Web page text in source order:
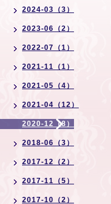
2024-03（3）
2023-06（2）
2022-07（1）
2021-11（1）
2021-05（4）
2021-04（12）
2020-12（8）
2018-06（3）
2017-12（2）
2017-11（5）
2017-10（2）